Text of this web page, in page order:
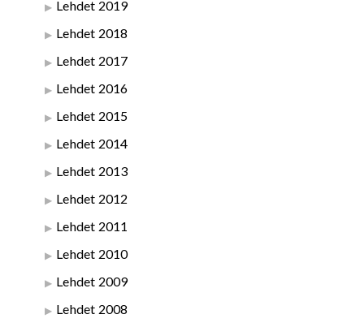
Lehdet 2019
Lehdet 2018
Lehdet 2017
Lehdet 2016
Lehdet 2015
Lehdet 2014
Lehdet 2013
Lehdet 2012
Lehdet 2011
Lehdet 2010
Lehdet 2009
Lehdet 2008